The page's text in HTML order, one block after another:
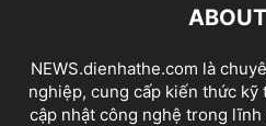
NEWS.dienhathe.com là
nghiệp, cung cấp kiến thức
cập nhật công nghệ trong